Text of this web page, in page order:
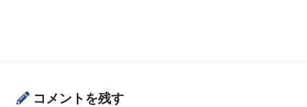
コメントを残す